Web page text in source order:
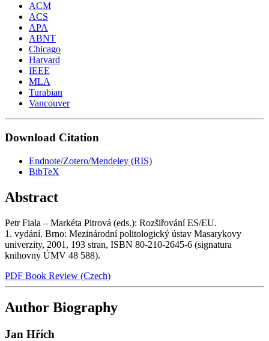
ACM
ACS
APA
ABNT
Chicago
Harvard
IEEE
MLA
Turabian
Vancouver
Download Citation
Endnote/Zotero/Mendeley (RIS)
BibTeX
Abstract
Petr Fiala – Markéta Pitrová (eds.): Rozšiřování ES/EU.
1. vydání. Brno: Mezinárodní politologický ústav Masarykovy
univerzity, 2001, 193 stran, ISBN 80-210-2645-6 (signatura
knihovny ÚMV 48 588).
PDF Book Review (Czech)
Author Biography
Jan Hřích